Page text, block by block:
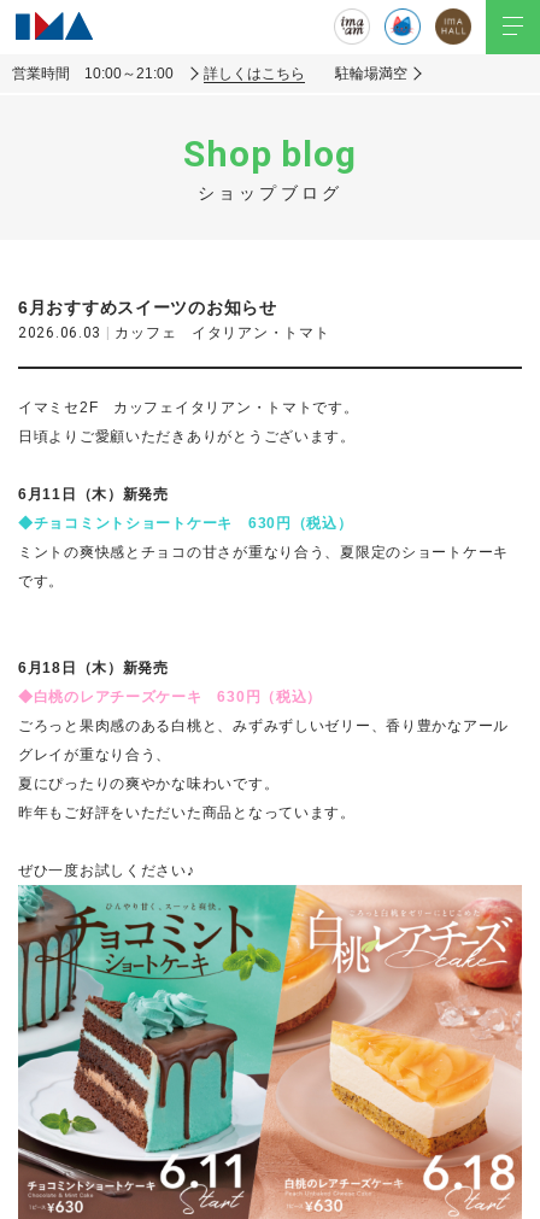
営業時間 10:00～21:00 詳しくはこちら 駐輪場満空
Shop blog
ショップブログ
6月おすすめスイーツのお知らせ
2026.06.03 | カッフェ イタリアン・トマト
イマミセ2F カッフェイタリアン・トマトです。
日頃よりご愛顧いただきありがとうございます。
6月11日（木）新発売
◆チョコミントショートケーキ 630円（税込）
ミントの爽快感とチョコの甘さが重なり合う、夏限定のショートケーキ
です。
6月18日（木）新発売
◆白桃のレアチーズケーキ 630円（税込）
ごろっと果肉感のある白桃と、みずみずしいゼリー、香り豊かなアール
グレイが重なり合う、
夏にぴったりの爽やかな味わいです。
昨年もご好評をいただいた商品となっています。
ぜひ一度お試しください♪